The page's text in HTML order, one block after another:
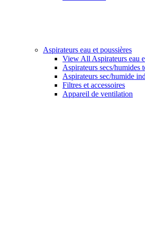
Aspirateurs eau et poussières
View All Aspirateurs eau
Aspirateurs secs/humides
Aspirateurs sec/humide
Filtres et accessoires
Appareil de ventilation